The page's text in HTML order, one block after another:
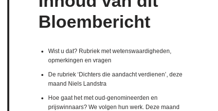
Bloembericht
Wist u dat? Rubriek met wetenswaardigheden,
opmerkingen en vragen
De rubriek ‘Dichters die aandacht verdienen’, deze
maand Niels Landstra
Hoe gaat het met oud-genomineerden en
prijswinnaars? We volgen hun werk. Deze maand